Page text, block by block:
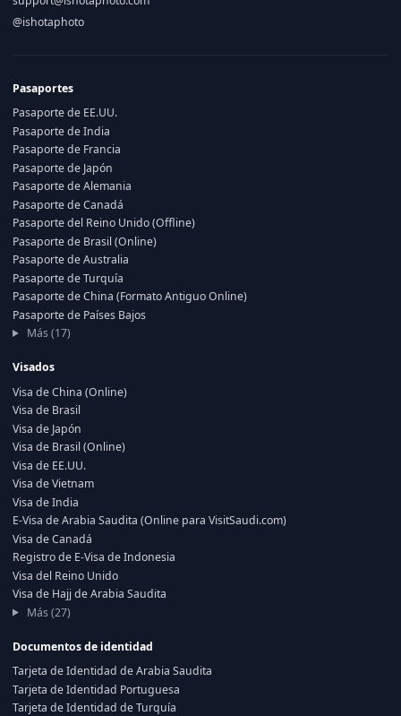
@ishotaphoto
Pasaportes
Pasaporte de EE.UU.
Pasaporte de India
Pasaporte de Francia
Pasaporte de Japón
Pasaporte de Alemania
Pasaporte de Canadá
Pasaporte del Reino Unido (Offline)
Pasaporte de Brasil (Online)
Pasaporte de Australia
Pasaporte de Turquía
Pasaporte de China (Formato Antiguo Online)
Pasaporte de Países Bajos
Más (17)
Visados
Visa de China (Online)
Visa de Brasil
Visa de Japón
Visa de Brasil (Online)
Visa de EE.UU.
Visa de Vietnam
Visa de India
E-Visa de Arabia Saudita (Online para VisitSaudi.com)
Visa de Canadá
Registro de E-Visa de Indonesia
Visa del Reino Unido
Visa de Hajj de Arabia Saudita
Más (27)
Documentos de identidad
Tarjeta de Identidad de Arabia Saudita
Tarjeta de Identidad Portuguesa
Tarjeta de Identidad de Turquía